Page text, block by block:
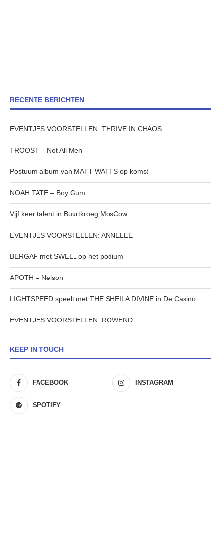
RECENTE BERICHTEN
EVENTJES VOORSTELLEN: THRIVE IN CHAOS
TROOST – Not All Men
Postuum album van MATT WATTS op komst
NOAH TATE – Boy Gum
Vijf keer talent in Buurtkroeg MosCow
EVENTJES VOORSTELLEN: ANNELEE
BERGAF met SWELL op het podium
APOTH – Nelson
LIGHTSPEED speelt met THE SHEILA DIVINE in De Casino
EVENTJES VOORSTELLEN: ROWEND
KEEP IN TOUCH
FACEBOOK INSTAGRAM
SPOTIFY